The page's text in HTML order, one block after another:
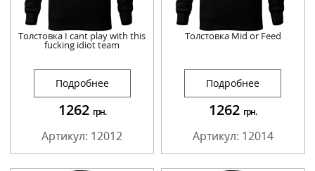
Толстовка I cant play with this
fucking idiot team
Подробнее
1262 грн.
Артикул: 12012
Толстовка Mid or Feed
Подробнее
1262 грн.
Артикул: 12014